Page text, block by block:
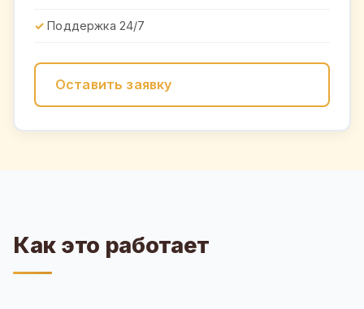
Поддержка 24/7
Оставить заявку
Как это работает